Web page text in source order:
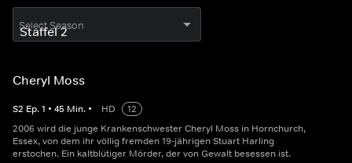
Select Season
Cheryl Moss
S2 Ep.1 • 45 Min. • HD
12
2006 wird die junge Krankenschwester Cheryl Moss in Hornchurch,
Essex, von dem ihr völlig fremden 19-jährigen Stuart Harling
erstochen. Ein kaltblütiger Mörder, der von Gewalt besessen ist.